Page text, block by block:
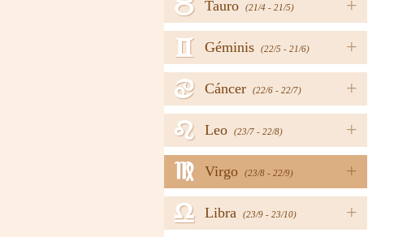
+
Tauro (21/4 - 21/5)
b
+
Géminis (22/5 - 21/6)
c
+
Cáncer (22/6 - 22/7)
d
+
Leo (23/7 - 22/8)
e
+
Virgo (23/8 - 22/9)
f
+
Libra (23/9 - 23/10)
g